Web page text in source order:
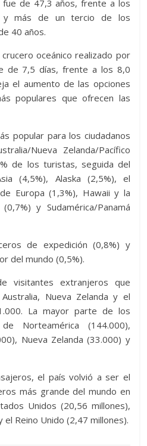
de 47,3 años, frente a los
y más de un tercio de los
40 años.
oceánico realizado por
de 7,5 días, frente a los 8,0
el aumento de las opciones
populares que ofrecen las
popular para los ciudadanos
Nueva Zelanda/Pacífico
de los turistas, seguida del
(4,5%), Alaska (2,5%), el
Europa (1,3%), Hawaii y la
y Sudamérica/Panamá
de expedición (0,8%) y
del mundo (0,5%).
visitantes extranjeros que
Nueva Zelanda y el
La mayor parte de los
Norteamérica (144.000),
Nueva Zelanda (33.000) y
el país volvió a ser el
más grande del mundo en
Unidos (20,56 millones),
el Reino Unido (2,47 millones).